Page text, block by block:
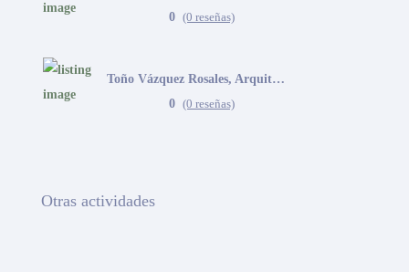
0 (0 reseñas)
Toño Vázquez Rosales, Arquitecto
0 (0 reseñas)
Otras actividades